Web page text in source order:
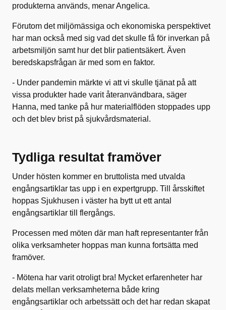
produkterna används, menar Angelica.
Förutom det miljömässiga och ekonomiska perspektivet
har man också med sig vad det skulle få för inverkan på
arbetsmiljön samt hur det blir patientsäkert. Även
beredskapsfrågan är med som en faktor.
- Under pandemin märkte vi att vi skulle tjänat på att
vissa produkter hade varit återanvändbara, säger
Hanna, med tanke på hur materialflöden stoppades upp
och det blev brist på sjukvårdsmaterial.
Tydliga resultat framöver
Under hösten kommer en bruttolista med utvalda
engångsartiklar tas upp i en expertgrupp. Till årsskiftet
hoppas Sjukhusen i väster ha bytt ut ett antal
engångsartiklar till flergångs.
Processen med möten där man haft representanter från
olika verksamheter hoppas man kunna fortsätta med
framöver.
- Mötena har varit otroligt bra! Mycket erfarenheter har
delats mellan verksamheterna både kring
engångsartiklar och arbetssätt och det har redan skapat